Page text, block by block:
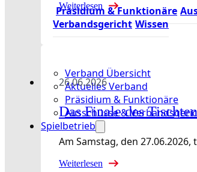
Präsidium & Funktionäre
Verbandsgericht Wissen
Verband Übersicht
Aktuelles Verband
Präsidium & Funktionäre
Ausschüsse &
Spielbetrieb
Weiterlesen
26.06.2026
Das Finale des
Am Samstag, den
Weiterlesen